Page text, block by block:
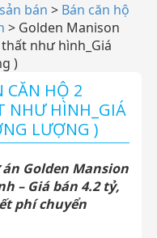
bán > Bán căn hộ
> Golden Manison
như hình_Giá
)
CĂN HỘ 2
NHƯ HÌNH_GIÁ
LƯỢNG )
Golden Mansion
– Giá bán 4.2 tỷ,
phí chuyển